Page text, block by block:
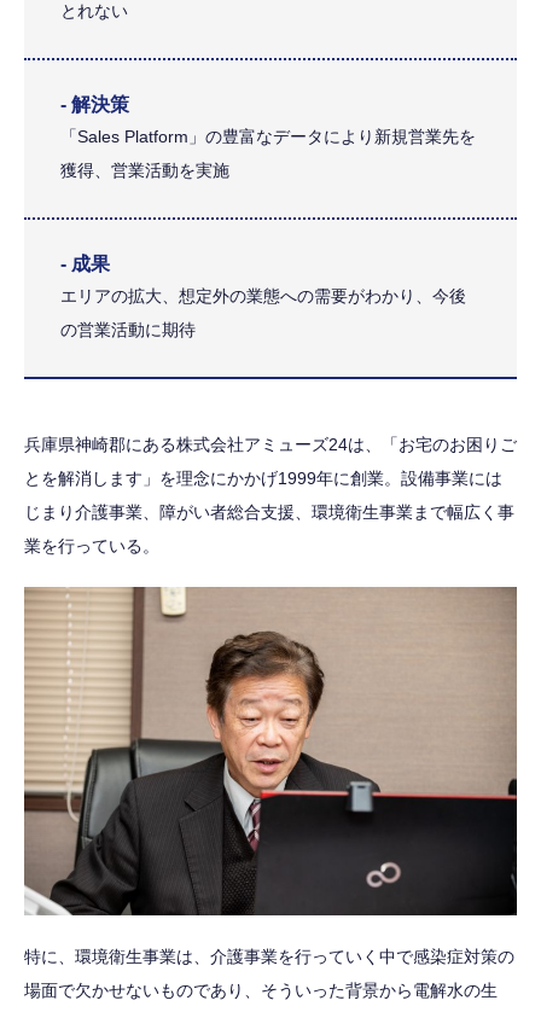
とれない
- 解決策
「Sales Platform」の豊富なデータにより新規営業先を
獲得、営業活動を実施
- 成果
エリアの拡大、想定外の業態への需要がわかり、今後
の営業活動に期待
兵庫県神崎郡にある株式会社アミューズ24は、「お宅のお困りご
とを解消します」を理念にかかげ1999年に創業。設備事業には
じまり介護事業、障がい者総合支援、環境衛生事業まで幅広く事
業を行っている。
特に、環境衛生事業は、介護事業を行っていく中で感染症対策の
場面で欠かせないものであり、そういった背景から電解水の生